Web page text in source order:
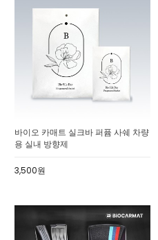
바이오 카매트 실크바 퍼퓸 사쉐 차량
용 실내 방향제
3,500원